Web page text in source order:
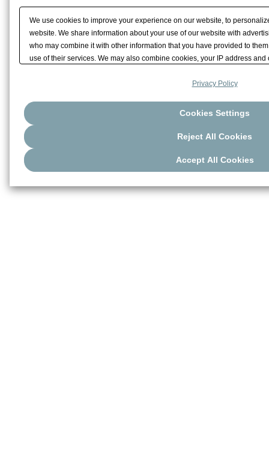
We use cookies to improve your experience on our website, to
website. We share information about your use of our website with
who may combine it with other information that you have provided to
use of their services. We may also combine cookies, your IP address
agree with the use of all of our cookies. Please click [Reject All Cookies]
Privacy Policy
Cookies Settings
Reject All Cookies
Accept All Cookies